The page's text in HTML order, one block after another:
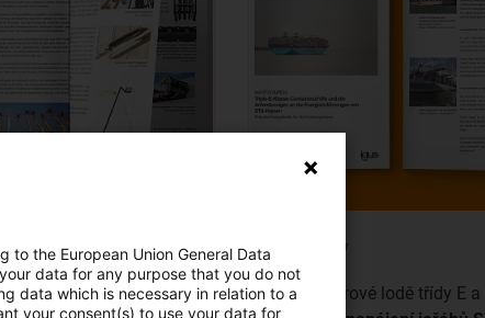
se šikmými osami.
Jeřáby
Kontejnerové lodě třídy E
the European Union General Data
data for any purpose that you do not
data which is necessary in relation to a
your consent(s) to use your data for